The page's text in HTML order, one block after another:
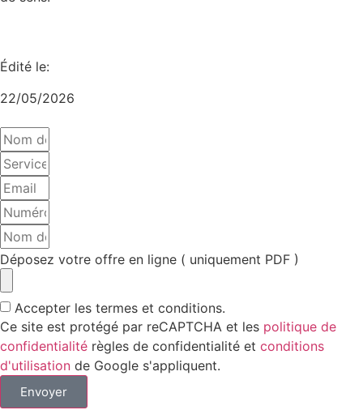
Édité le:
22/05/2026
Déposez votre offre en ligne ( uniquement PDF )
Accepter les termes et conditions.
Ce site est protégé par reCAPTCHA et les politique de
confidentialité règles de confidentialité et conditions
d'utilisation de Google s'appliquent.
Envoyer